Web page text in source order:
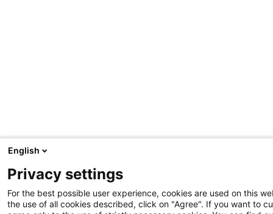
English
Privacy settings
For the best possible user experience, cookies are used on this
the use of all cookies described, click on "Agree". If you want to